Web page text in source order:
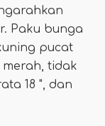
Paku bunga
pucat
tidak
18 ", dan